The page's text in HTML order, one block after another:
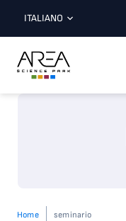
ITALIANO
Home seminario